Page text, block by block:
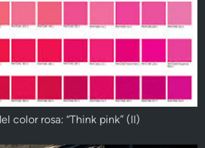
color rosa: “Think pink” (II)